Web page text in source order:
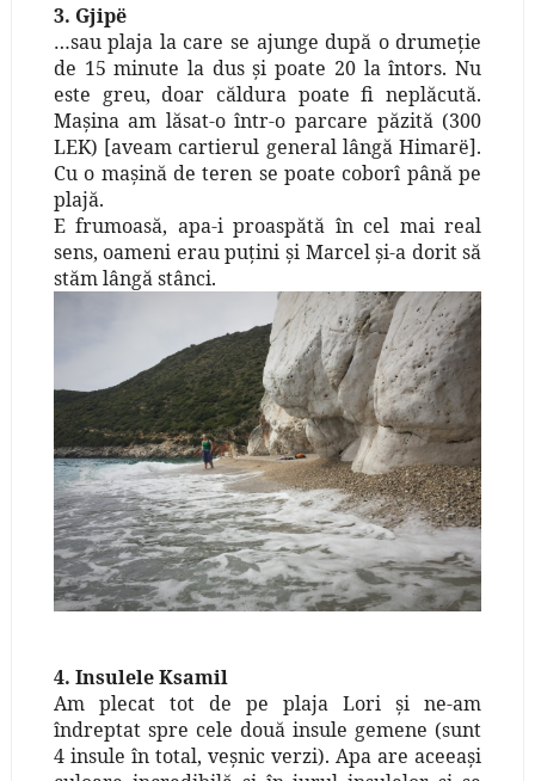
3. Gjipë
…sau plaja la care se ajunge după o drumeţie
de 15 minute la dus şi poate 20 la întors. Nu
este greu, doar căldura poate fi neplăcută.
Maşina am lăsat-o într-o parcare păzită (300
LEK) [aveam cartierul general lângă Himarë].
Cu o maşină de teren se poate coborî până pe
plajă.
E frumoasă, apa-i proaspătă în cel mai real
sens, oameni erau puţini şi Marcel şi-a dorit să
stăm lângă stânci.
4. Insulele Ksamil
Am plecat tot de pe plaja Lori şi ne-am
îndreptat spre cele două insule gemene (sunt
4 insule în total, veşnic verzi). Apa are aceeaşi